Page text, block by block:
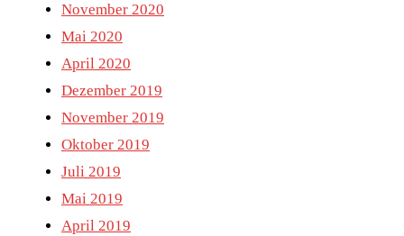
November 2020
Mai 2020
April 2020
Dezember 2019
November 2019
Oktober 2019
Juli 2019
Mai 2019
April 2019